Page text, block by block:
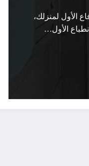
الأول لمنزلك،
الأول…